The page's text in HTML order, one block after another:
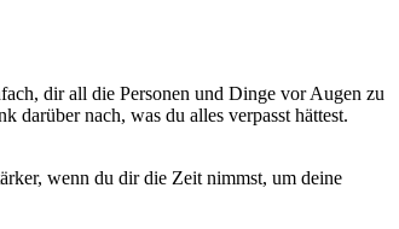
dir all die Personen und Dinge vor Augen zu
nach, was du alles verpasst hättest.
wenn du dir die Zeit nimmst, um deine